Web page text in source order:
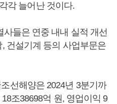
각 늘어난 것이다.
들은 연중 내내 실적 개선
건설기계 등의 사업부문은
선해양은 2024년 3분기까
조38698억 원, 영업이익 9